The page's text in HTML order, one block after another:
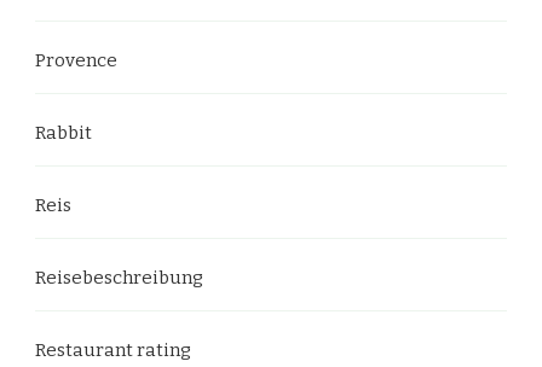
Provence
Rabbit
Reis
Reisebeschreibung
Restaurant rating